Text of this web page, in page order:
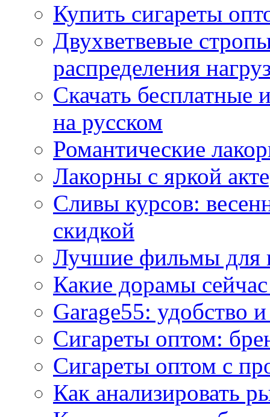
Купить сигареты
Двухветвевые
распределения
Скачать
на русском
Романтические
Лакорны с яркой
Сливы курсов:
скидкой
Лучшие фильмы для
Какие дорамы
Garage55: удобство
Сигареты оптом:
Сигареты оптом с
Как анализировать